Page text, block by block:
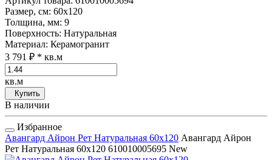
Размер, см: 60x120
Толщина, мм: 9
Поверхность: Натуральная
Материал: Керамогранит
3 791 ₽ * кв.м
кв.м
Купить
В наличии
Избранное
Авангард Айрон Рет Натуральная 60x120 Авангард Айрон
Рет Натуральная 60x120 610010005695 New